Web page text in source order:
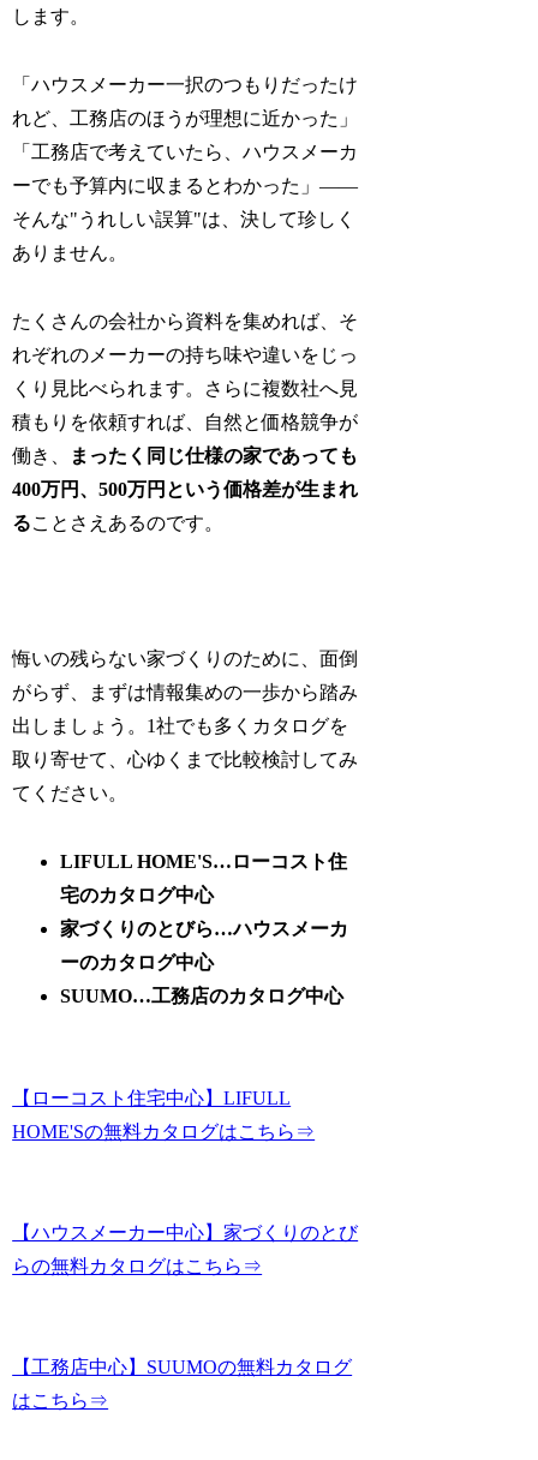
します。
「ハウスメーカー一択のつもりだったけ
れど、工務店のほうが理想に近かった」
「工務店で考えていたら、ハウスメーカ
ーでも予算内に収まるとわかった」——
そんな"うれしい誤算"は、決して珍しく
ありません。
たくさんの会社から資料を集めれば、そ
れぞれのメーカーの持ち味や違いをじっ
くり見比べられます。さらに複数社へ見
積もりを依頼すれば、自然と価格競争が
働き、
まったく同じ仕様の家であっても
400万円、500万円という価格差が生まれ
ることさえあるのです。
悔いの残らない家づくりのために、面倒
がらず、まずは情報集めの一歩から踏み
出しましょう。1社でも多くカタログを
取り寄せて、心ゆくまで比較検討してみ
てください。
LIFULL HOME'S…ローコスト住
宅のカタログ中心
家づくりのとびら…ハウスメーカ
ーのカタログ中心
SUUMO…工務店のカタログ中心
【ローコスト住宅中心】LIFULL
HOME'Sの無料カタログはこちら⇒
【ハウスメーカー中心】家づくりのとび
らの無料カタログはこちら⇒
【工務店中心】SUUMOの無料カタログ
はこちら⇒